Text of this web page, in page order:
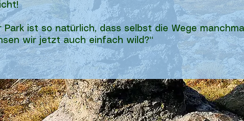
ist so natürlich, dass selbst die Wege manchmal
wir jetzt auch einfach wild?“